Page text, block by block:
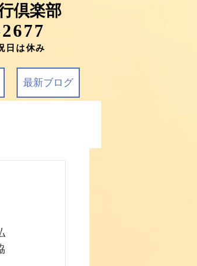
倶楽部
は休み
最新ブログ